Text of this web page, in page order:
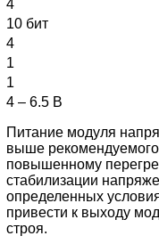
4
10 бит
4
1
1
4 – 6.5 В
Питание модуля
выше
повышенному
стабилизации
определенных
привести к выходу
строя.